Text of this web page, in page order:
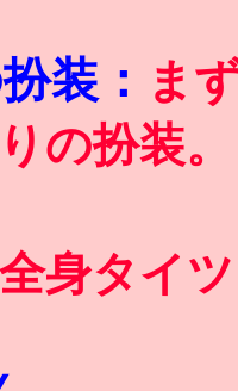
装： ま
の扮装。
身タイ